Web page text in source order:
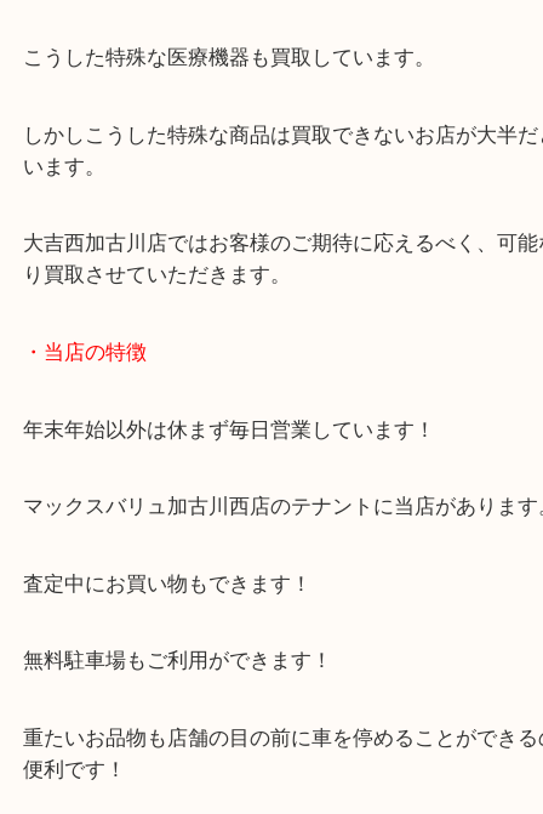
シンアツシンという家庭用セルフケア機器を加古川
より買取させていただきました。
これは主に指圧と鍼の作用を体の深部まで届け、体
和らげる効果があります。
体験イベントに参加した際に、効果に驚き買われた
今では体の痛みもなくなり、本日お持ちいただきま
こうした特殊な医療機器も買取しています。
しかしこうした特殊な商品は買取できないお店が大
大吉西加古川店ではお客様のご期待に応えるべく、